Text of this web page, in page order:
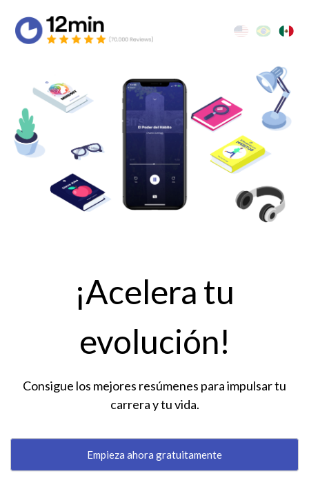
¡Acelera tu
evolución!
Consigue los mejores resúmenes para impulsar tu
carrera y tu vida.
Empieza ahora gratuitamente